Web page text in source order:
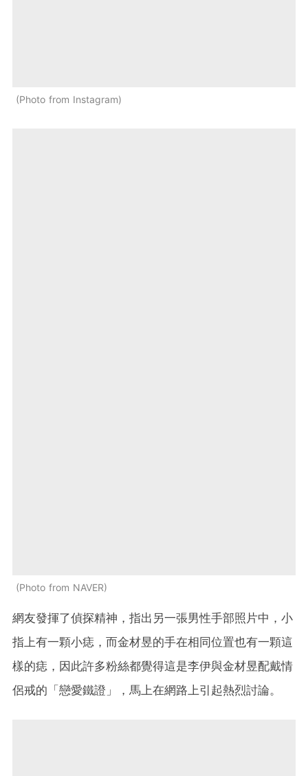
Photo from Instagram
Photo from NAVER
網友發揮了偵探精神，指出另一張男性手部照片中，小
指上有一顆小痣，而金材昱的手在相同位置也有一顆這
樣的痣，因此許多粉絲都覺得這是李伊與金材昱配戴情
侶戒的「戀愛鐵證」，馬上在網路上引起熱烈討論。